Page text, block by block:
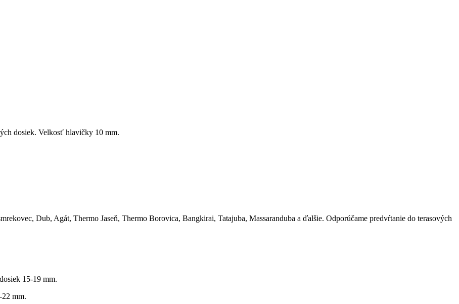
dosiek. Velkosť hlavičky 10 mm.
Dub, Agát, Thermo Jaseň, Thermo Borovica, Bangkirai, Tatajuba, Massaranduba a ďalšie. Odporúčame predvŕtanie do terasových
15-19 mm.
mm.